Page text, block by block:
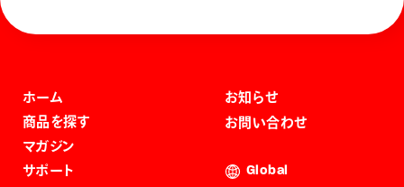
ホーム
商品を探す
マガジン
サポート
お知らせ
お問い合わせ
Global